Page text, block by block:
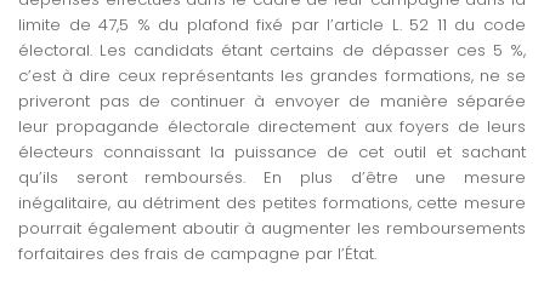
limite de 47,5 % du plafond fixé par l’article L. 52 11 du code
électoral. Les candidats étant certains de dépasser ces 5 %,
c’est à dire ceux représentants les grandes formations, ne se
priveront pas de continuer à envoyer de manière séparée
leur propagande électorale directement aux foyers de leurs
électeurs connaissant la puissance de cet outil et sachant
qu’ils seront remboursés. En plus d’être une mesure
inégalitaire, au détriment des petites formations, cette mesure
pourrait également aboutir à augmenter les remboursements
forfaitaires des frais de campagne par l’État.